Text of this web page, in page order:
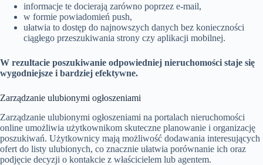
informacje te docierają zarówno poprzez e-mail,
w formie powiadomień push,
ułatwia to dostęp do najnowszych danych bez konieczności
ciągłego przeszukiwania strony czy aplikacji mobilnej.
W rezultacie poszukiwanie odpowiedniej nieruchomości staje się
wygodniejsze i bardziej efektywne.
Zarządzanie ulubionymi ogłoszeniami
Zarządzanie ulubionymi ogłoszeniami na portalach nieruchomości
online umożliwia użytkownikom skuteczne planowanie i organizację
poszukiwań. Użytkownicy mają możliwość dodawania interesujących
ofert do listy ulubionych, co znacznie ułatwia porównanie ich oraz
podjęcie decyzji o kontakcie z właścicielem lub agentem.